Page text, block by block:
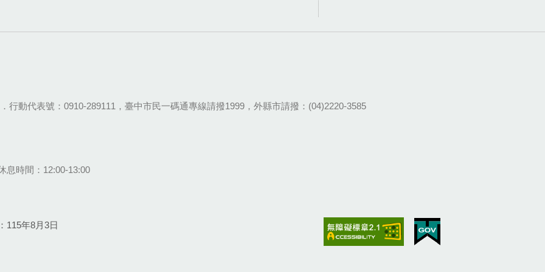
行動代表號：0910-289111，臺中市民一碼通專線請撥1999，外縣市請撥：(04)2220-3585
息時間：12:00-13:00
115年8月3日